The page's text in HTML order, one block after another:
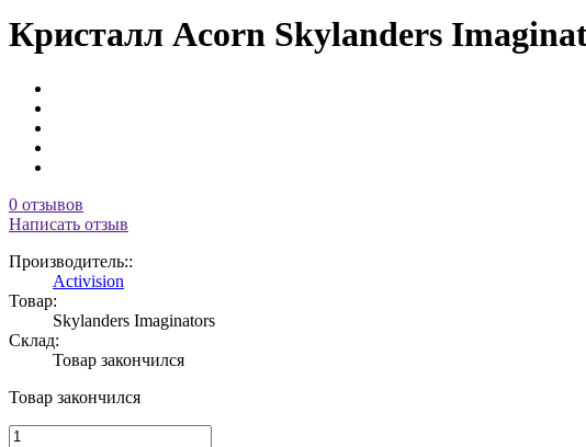
Кристалл Acorn Skylanders
0 отзывов
Написать отзыв
Производитель::
Activision
Товар:
Skylanders Imaginators
Склад:
Товар закончился
Товар закончился